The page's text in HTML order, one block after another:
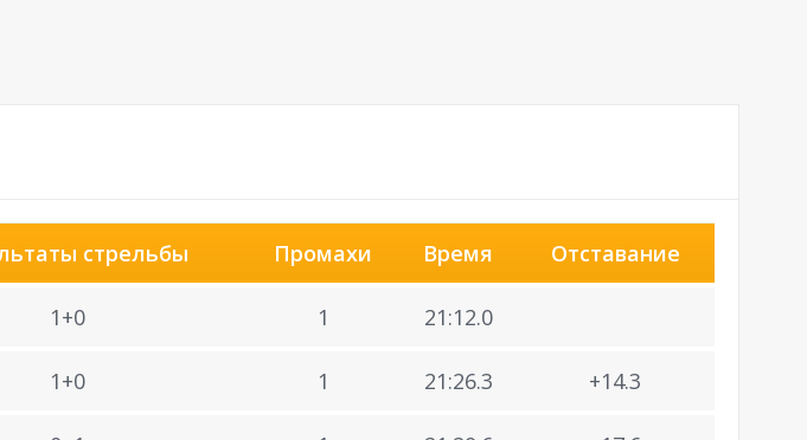
стрельбы Промахи Время Отставание
1+0 1 21:12.0
1+0 1 21:26.3 +14.3